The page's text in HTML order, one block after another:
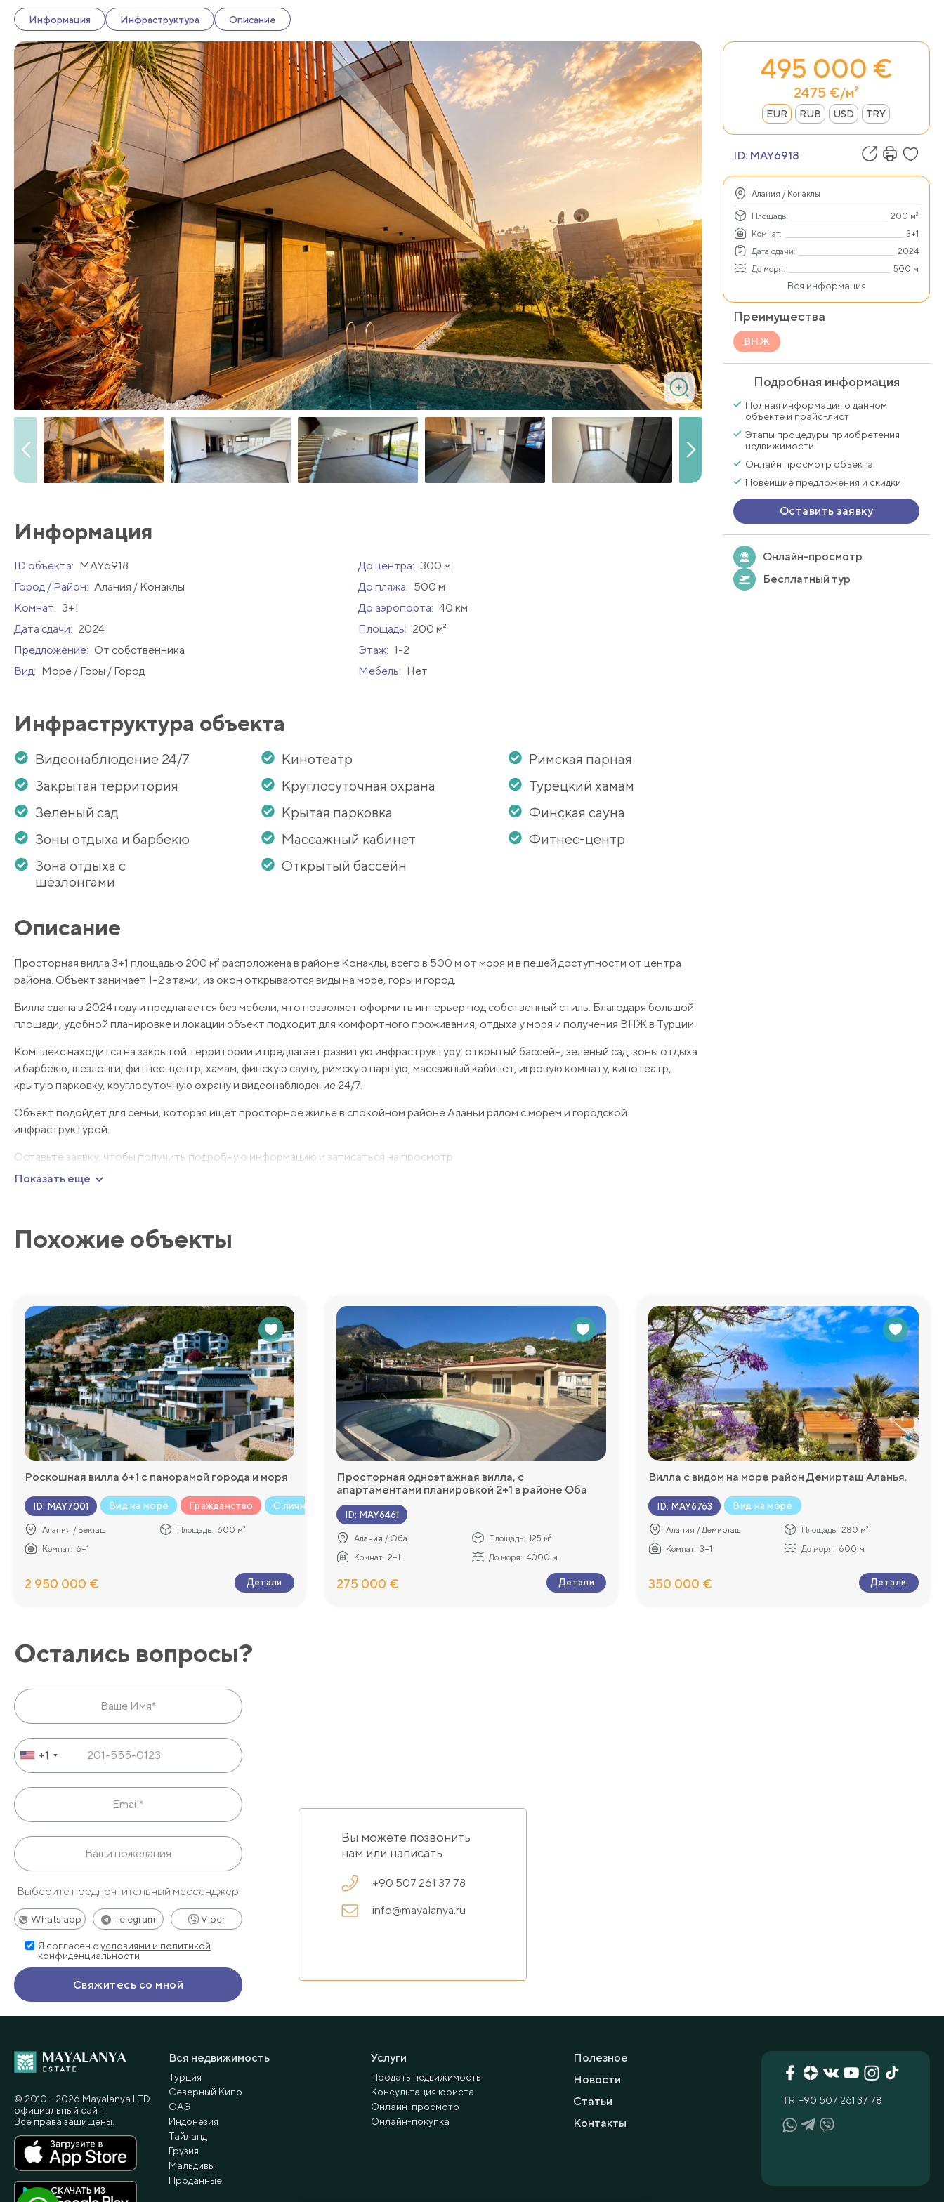
Информация Инфраструктура Описание
Информация
ID объекта: MAY6918 До центра: 300 м
Город / Район: Алания / Конаклы До пляжа: 500 м
Комнат: 3+1 До аэропорта: 40 км
Дата сдачи: 2024 Площадь: 200 м²
Предложение: От собственника Этаж: 1-2
Вид: Море / Горы / Город Мебель: Нет
Инфраструктура объекта
Видеонаблюдение 24/7
Закрытая территория
Зеленый сад
Зоны отдыха и барбекю
Зона отдыха с
шезлонгами
Кинотеатр
Круглосуточная охрана
Крытая парковка
Массажный кабинет
Открытый бассейн
Римская парная
Турецкий хамам
Финская сауна
Фитнес-центр
Описание
Просторная вилла 3+1 площадью 200 м² расположена в районе Конаклы, всего в 500 м от моря и в пешей доступности от центра
района. Объект занимает 1–2 этажи, из окон открываются виды на море, горы и город.
Вилла сдана в 2024 году и предлагается без мебели, что позволяет оформить интерьер под собственный стиль. Благодаря большой
площади, удобной планировке и локации объект подходит для комфортного проживания, отдыха у моря и получения ВНЖ в Турции.
Комплекс находится на закрытой территории и предлагает развитую инфраструктуру: открытый бассейн, зеленый сад, зоны отдыха
и барбекю, шезлонги, фитнес-центр, хамам, финскую сауну, римскую парную, массажный кабинет, игровую комнату, кинотеатр,
крытую парковку, круглосуточную охрану и видеонаблюдение 24/7.
Объект подойдет для семьи, которая ищет просторное жилье в спокойном районе Аланьи рядом с морем и городской
инфраструктурой.
Оставьте заявку, чтобы получить подробную информацию и записаться на просмотр.
Показать еще
495 000 €
2475 €/м²
EUR RUB USD TRY
ID: MAY6918
Алания / Конаклы
Площадь:
200 м²
Комнат:
3+1
Дата сдачи:
2024
До моря:
500 м
Вся информация
Преимущества
ВНЖ
Подробная информация
Полная информация о данном
объекте и прайс-лист
Этапы процедуры приобретения
недвижимости
Онлайн просмотр объекта
Новейшие предложения и скидки
Оставить заявку
Онлайн-просмотр
Бесплатный тур
Похожие объекты
Роскошная вилла 6+1 с панорамой города и моря
ID: MAY7001 Вид на море Гражданство С личным бассейном ВНЖ
Алания / Бекташ Площадь: 600 м²
Комнат: 6+1
2 950 000 € Детали
Просторная одноэтажная вилла, с
апартаментами планировкой 2+1 в районе Оба
ID: MAY6461
Алания / Оба Площадь: 125 м²
Комнат: 2+1 До моря: 4000 м
275 000 € Детали
Вилла с видом на море район Демирташ Аланья.
ID: MAY6763 Вид на море
Алания / Демирташ Площадь: 280 м²
Комнат: 3+1 До моря: 600 м
350 000 € Детали
Остались вопросы?
+1
Выберите предпочтительный мессенджер
Whats app Telegram Viber
Я согласен с условиями и политикой
конфиденциальности
Вы можете позвонить
нам или написать
+90 507 261 37 78
info@mayalanya.ru
Вся недвижимость
Турция
Северный Кипр
ОАЭ
Индонезия
Тайланд
Грузия
Мальдивы
Проданные
Услуги
Продать недвижимость
Консультация юриста
Онлайн-просмотр
Онлайн-покупка
Полезное
Новости
Статьи
Контакты
TR +90 507 261 37 78
© 2010 - 2026 Мayalanya LTD.
официальный сайт.
Все права защищены.